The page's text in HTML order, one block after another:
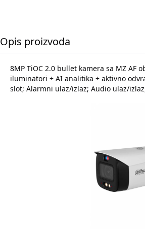
Opis proizvoda
8MP TiOC 2.0 bullet kamera sa MZ AF
iluminatori + AI analitika + aktivno
slot; Alarmni ulaz/izlaz; Audio ulaz/